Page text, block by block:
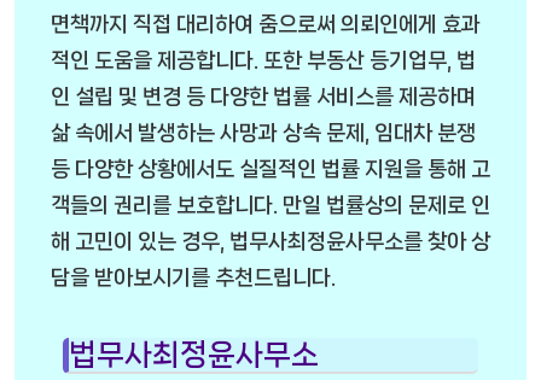
면책까지 직접 대리하여 줌으로써 의뢰인에게 효과
적인 도움을 제공합니다. 또한 부동산 등기업무, 법
인 설립 및 변경 등 다양한 법률 서비스를 제공하며
삶 속에서 발생하는 사망과 상속 문제, 임대차 분쟁
등 다양한 상황에서도 실질적인 법률 지원을 통해 고
객들의 권리를 보호합니다. 만일 법률상의 문제로 인
해 고민이 있는 경우, 법무사최정윤사무소를 찾아 상
담을 받아보시기를 추천드립니다.
법무사최정윤사무소